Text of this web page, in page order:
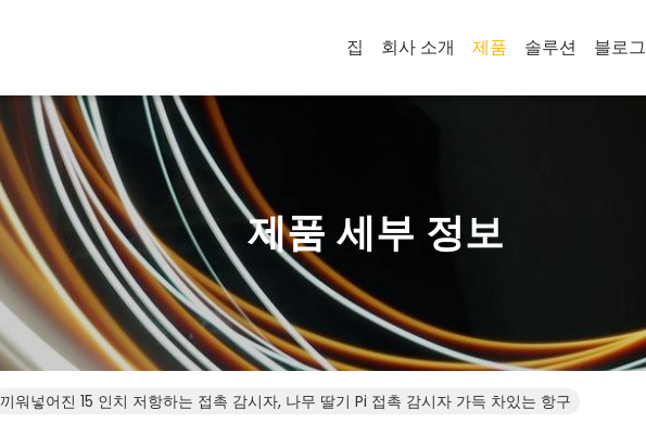
집 회사 소개 제품 솔루션 블로그
제품 세부 정보
끼워넣어진 15 인치 저항하는 접촉 감시자, 나무 딸기 Pi 접촉 감시자 가득 차있는 항구